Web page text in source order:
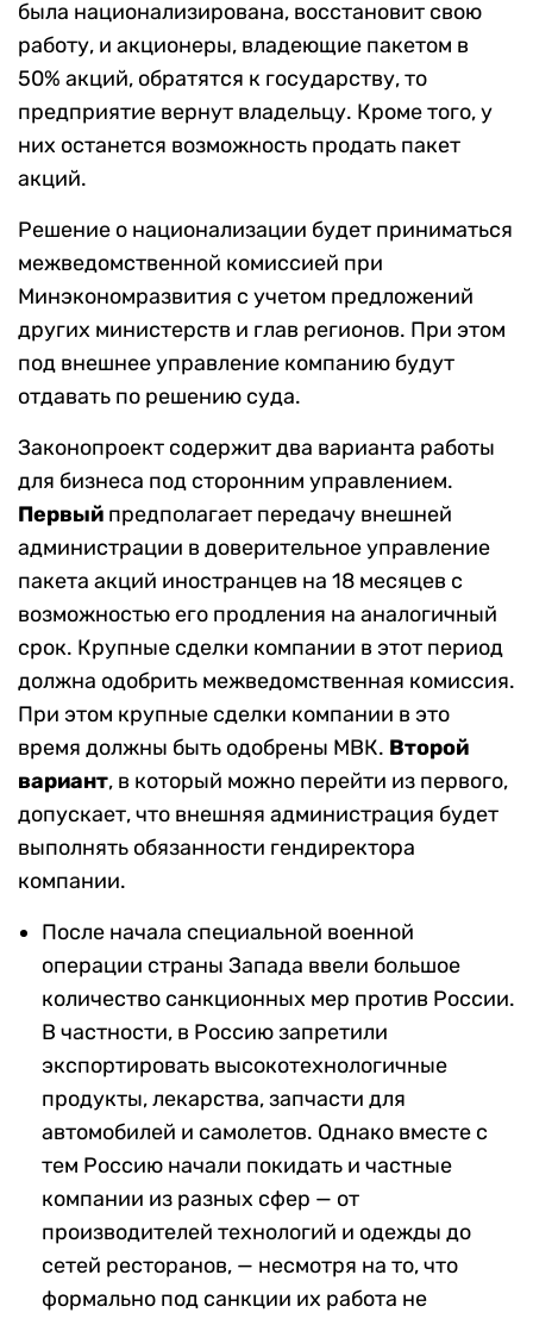
была национализирована, восстановит свою
работу, и акционеры, владеющие пакетом в
50% акций, обратятся к государству, то
предприятие вернут владельцу. Кроме того, у
них останется возможность продать пакет
акций.
Решение о национализации будет приниматься
межведомственной комиссией при
Минэкономразвития с учетом предложений
других министерств и глав регионов. При этом
под внешнее управление компанию будут
отдавать по решению суда.
Законопроект содержит два варианта работы
для бизнеса под сторонним управлением.
Первый предполагает передачу внешней
администрации в доверительное управление
пакета акций иностранцев на 18 месяцев с
возможностью его продления на аналогичный
срок. Крупные сделки компании в этот период
должна одобрить межведомственная комиссия.
При этом крупные сделки компании в это
время должны быть одобрены МВК. Второй
вариант, в который можно перейти из первого,
допускает, что внешняя администрация будет
выполнять обязанности гендиректора
компании.
После начала специальной военной
операции страны Запада ввели большое
количество санкционных мер против России.
В частности, в Россию запретили
экспортировать высокотехнологичные
продукты, лекарства, запчасти для
автомобилей и самолетов. Однако вместе с
тем Россию начали покидать и частные
компании из разных сфер — от
производителей технологий и одежды до
сетей ресторанов, — несмотря на то, что
формально под санкции их работа не